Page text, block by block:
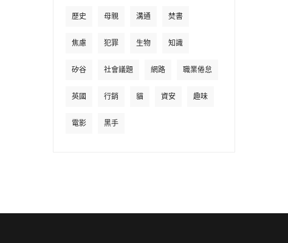
歷史 母親 溝通 焚書
焦慮 犯罪 生物 知識
矽谷 社會議題 網路 職業倦怠
英國 行銷 貓 資安 趣味
電影 黑手